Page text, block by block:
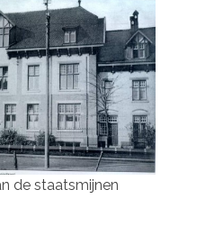
de staatsmijnen